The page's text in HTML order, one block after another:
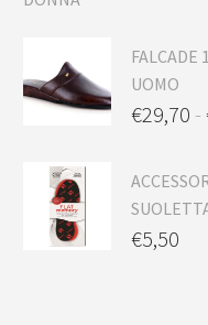
FALCADE
UOMO
€29,70 -
€5,50